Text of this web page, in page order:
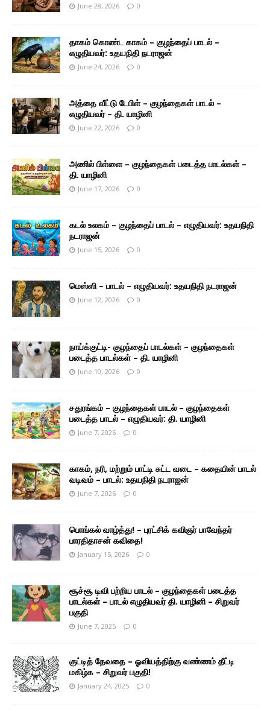
June 28, 2026 0
தாகம் கொண்ட காகம் – குழந்தைப் பாடல் –
எழுதியவர்: உதயநிதி நடராஜன்
June 24, 2026 0
அத்தை வீட்டு டேபிள் – குழந்தைகள் பாடல் –
எழுதியவர் – தி. யாழினி
June 22, 2026 0
அணில் பிள்ளை – குழந்தைகள் படைத்த பாடல்கள் –
தி. யாழினி
June 17, 2026 0
கடல் உலகம் – குழந்தைப் பாடல் – எழுதியவர்: உதயநிதி
நடராஜன்
June 15, 2026 0
மெஸ்ஸி – பாடல் – எழுதியவர்: உதயநிதி நடராஜன்
June 12, 2026 0
நாய்க்குட்டி- குழந்தைப் பாடல்கள் – குழந்தைகள்
படைத்த பாடல்கள் – தி. யாழினி
June 10, 2026 0
சதுரங்கம் – குழந்தைகள் பாடல் – குழந்தைகள்
படைத்த பாடல் – எழுதியவர்: தி. யாழினி
June 7, 2026 0
காகம், நரி, மற்றும் பாட்டி சுட்ட வடை – கதையின் பாடல்
வடிவம் – பாடல்: உதயநிதி நடராஜன்
June 7, 2026 0
பொங்கல் வாழ்த்து! – புரட்சிக் கவிஞர் பாவேந்தர்
பாரதிதாசன் கவிதை!
January 15, 2026 0
சூச்சூ டிவி பற்றிய பாடல் – குழந்தைகள் படைத்த
பாடல்கள் – பாடல் எழுதியவர் தி. யாழினி – சிறுவர்
பகுதி
June 7, 2025 0
குட்டித் தேவதை – ஓவியத்திற்கு வண்ணம் தீட்டி
மகிழ்க – சிறுவர் பகுதி!
January 24, 2025 0